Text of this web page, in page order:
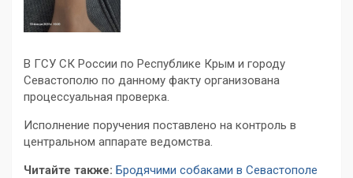
В ГСУ СК России по Республике Крым и городу
Севастополю по данному факту организована
процессуальная проверка.
Исполнение поручения поставлено на контроль в
центральном аппарате ведомства.
Читайте также: Бродячими собаками в Севастополе